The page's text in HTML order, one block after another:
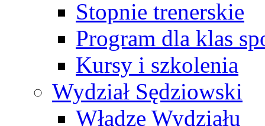
Stopnie trenerskie
Program dla klas
Kursy i szkolenia
Wydział Sędziowski
Władze Wydziału